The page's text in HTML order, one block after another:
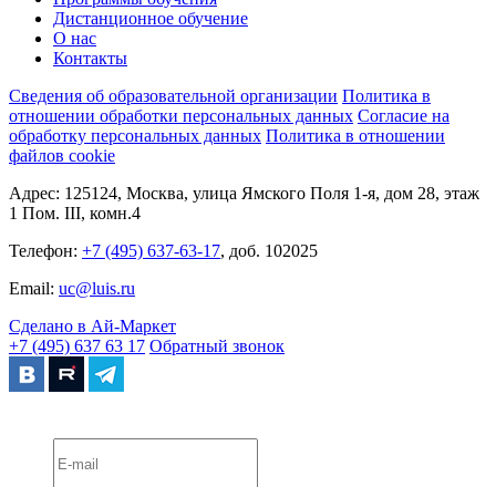
Дистанционное обучение
О нас
Контакты
Сведения об образовательной организации Политика в
отношении обработки персональных данных Согласие на
обработку персональных данных Политика в отношении
файлов cookie
Адрес: 125124, Москва, улица Ямского Поля 1-я, дом 28, этаж
1 Пом. III, комн.4
Телефон: +7 (495) 637-63-17, доб. 102025
Email: uc@luis.ru
Сделано в Ай-Маркет
+7 (495) 637 63 17 Обратный звонок